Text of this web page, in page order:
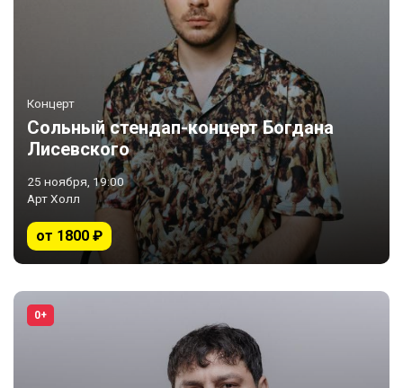
Концерт
Сольный стендап-концерт Богдана
Лисевского
25 ноября, 19:00
Арт Холл
от 1800 ₽
0+